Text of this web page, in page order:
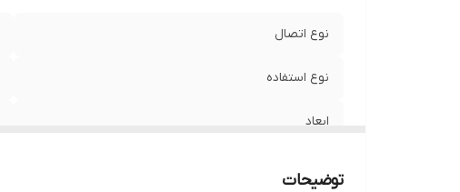
نوع اتصال
نوع استفاده
ابعاد
توضیحات